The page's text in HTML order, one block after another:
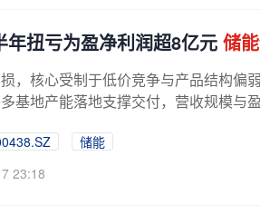
年扭亏为盈净利润超8亿元 储能
，核心受制于低价竞争与产品结构偏
基地产能落地支撑交付，营收规模与
储能
23:18